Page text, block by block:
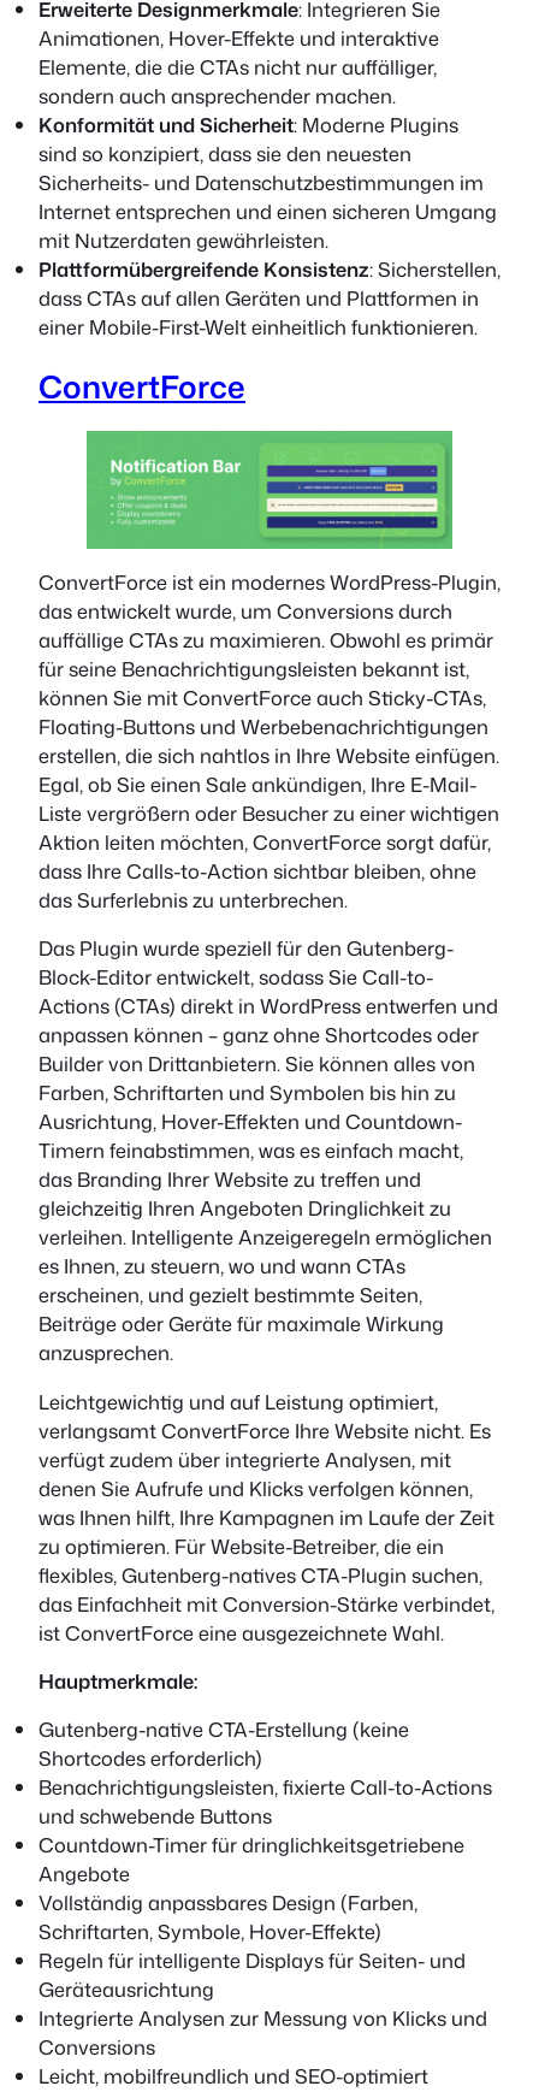
Erweiterte Designmerkmale: Integrieren Sie
Animationen, Hover-Effekte und interaktive
Elemente, die die CTAs nicht nur auffälliger,
sondern auch ansprechender machen.
Konformität und Sicherheit: Moderne Plugins
sind so konzipiert, dass sie den neuesten
Sicherheits- und Datenschutzbestimmungen im
Internet entsprechen und einen sicheren Umgang
mit Nutzerdaten gewährleisten.
Plattformübergreifende Konsistenz: Sicherstellen,
dass CTAs auf allen Geräten und Plattformen in
einer Mobile-First-Welt einheitlich funktionieren.
ConvertForce
ConvertForce ist ein modernes WordPress-Plugin,
das entwickelt wurde, um Conversions durch
auffällige CTAs zu maximieren. Obwohl es primär
für seine Benachrichtigungsleisten bekannt ist,
können Sie mit ConvertForce auch Sticky-CTAs,
Floating-Buttons und Werbebenachrichtigungen
erstellen, die sich nahtlos in Ihre Website einfügen.
Egal, ob Sie einen Sale ankündigen, Ihre E-Mail-
Liste vergrößern oder Besucher zu einer wichtigen
Aktion leiten möchten, ConvertForce sorgt dafür,
dass Ihre Calls-to-Action sichtbar bleiben, ohne
das Surferlebnis zu unterbrechen.
Das Plugin wurde speziell für den Gutenberg-
Block-Editor entwickelt, sodass Sie Call-to-
Actions (CTAs) direkt in WordPress entwerfen und
anpassen können – ganz ohne Shortcodes oder
Builder von Drittanbietern. Sie können alles von
Farben, Schriftarten und Symbolen bis hin zu
Ausrichtung, Hover-Effekten und Countdown-
Timern feinabstimmen, was es einfach macht,
das Branding Ihrer Website zu treffen und
gleichzeitig Ihren Angeboten Dringlichkeit zu
verleihen. Intelligente Anzeigeregeln ermöglichen
es Ihnen, zu steuern, wo und wann CTAs
erscheinen, und gezielt bestimmte Seiten,
Beiträge oder Geräte für maximale Wirkung
anzusprechen.
Leichtgewichtig und auf Leistung optimiert,
verlangsamt ConvertForce Ihre Website nicht. Es
verfügt zudem über integrierte Analysen, mit
denen Sie Aufrufe und Klicks verfolgen können,
was Ihnen hilft, Ihre Kampagnen im Laufe der Zeit
zu optimieren. Für Website-Betreiber, die ein
flexibles, Gutenberg-natives CTA-Plugin suchen,
das Einfachheit mit Conversion-Stärke verbindet,
ist ConvertForce eine ausgezeichnete Wahl.
Hauptmerkmale:
Gutenberg-native CTA-Erstellung (keine
Shortcodes erforderlich)
Benachrichtigungsleisten, fixierte Call-to-Actions
und schwebende Buttons
Countdown-Timer für dringlichkeitsgetriebene
Angebote
Vollständig anpassbares Design (Farben,
Schriftarten, Symbole, Hover-Effekte)
Regeln für intelligente Displays für Seiten- und
Geräteausrichtung
Integrierte Analysen zur Messung von Klicks und
Conversions
Leicht, mobilfreundlich und SEO-optimiert